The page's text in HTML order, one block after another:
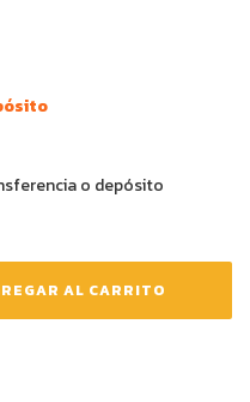
o depósito